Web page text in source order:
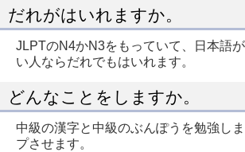
だれがはいれますか。
JLPTのN4かN3をもっていて、日本語
い人ならだれでもはいれます。
どんなことをしますか。
中級の漢字と中級のぶんぽうを勉強し
プさせます。